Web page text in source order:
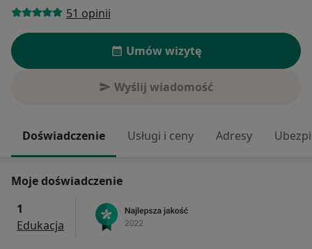
51 opinii
Umów wizytę
Wyślij wiadomość
Doświadczenie Usługi i ceny Adresy
Moje doświadczenie
1
Edukacja